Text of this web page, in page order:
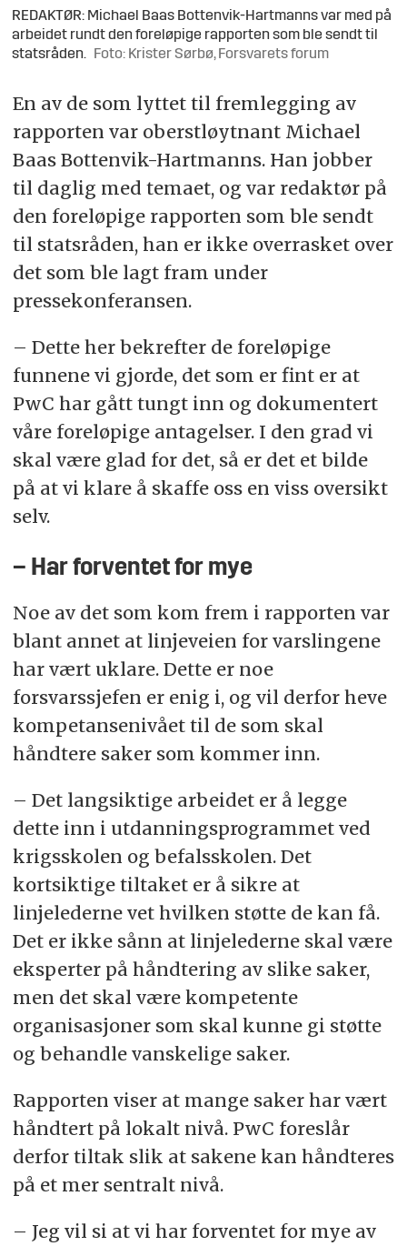
REDAKTØR: Michael Baas Bottenvik-Hartmanns var med på
arbeidet rundt den foreløpige rapporten som ble sendt til
statsråden.
Foto: Krister Sørbø, Forsvarets forum
En av de som lyttet til fremlegging av
rapporten var oberstløytnant Michael
Baas Bottenvik-Hartmanns. Han jobber
til daglig med temaet, og var redaktør på
den foreløpige rapporten som ble sendt
til statsråden, han er ikke overrasket over
det som ble lagt fram under
pressekonferansen.
– Dette her bekrefter de foreløpige
funnene vi gjorde, det som er fint er at
PwC har gått tungt inn og dokumentert
våre foreløpige antagelser. I den grad vi
skal være glad for det, så er det et bilde
på at vi klare å skaffe oss en viss oversikt
selv.
– Har forventet for mye
Noe av det som kom frem i rapporten var
blant annet at linjeveien for varslingene
har vært uklare. Dette er noe
forsvarssjefen er enig i, og vil derfor heve
kompetansenivået til de som skal
håndtere saker som kommer inn.
– Det langsiktige arbeidet er å legge
dette inn i utdanningsprogrammet ved
krigsskolen og befalsskolen. Det
kortsiktige tiltaket er å sikre at
linjelederne vet hvilken støtte de kan få.
Det er ikke sånn at linjelederne skal være
eksperter på håndtering av slike saker,
men det skal være kompetente
organisasjoner som skal kunne gi støtte
og behandle vanskelige saker.
Rapporten viser at mange saker har vært
håndtert på lokalt nivå. PwC foreslår
derfor tiltak slik at sakene kan håndteres
på et mer sentralt nivå.
– Jeg vil si at vi har forventet for mye av